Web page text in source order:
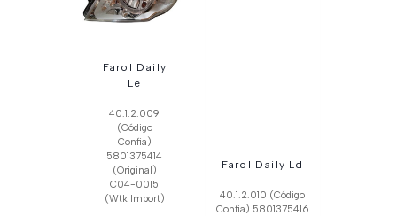
Farol Daily
Le
40.1.2.009
(Código
Confia)
5801375414
(Original)
C04-0015
(Wtk Import)
Farol Daily Ld
40.1.2.010 (Código
Confia) 5801375416